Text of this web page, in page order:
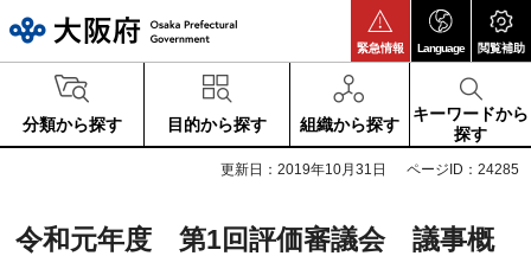
緊急情報 Language 閲覧補助
分類から探す 目的から探す 組織から探す
キーワードから
探す
更新日：2019年10月31日 ページID：24285
令和元年度 第1回評価審議会 議事概